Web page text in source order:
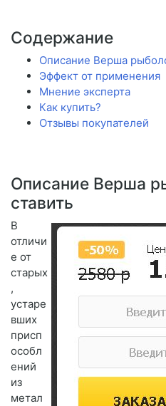
Содержание
Описание Верша
Эффект от применения
Мнение эксперта
Как купить?
Отзывы покупателей
Описание Верша
ставить
В
отличи
е от
старых
,
устаре
вших
присп
особл
ений
из
метал